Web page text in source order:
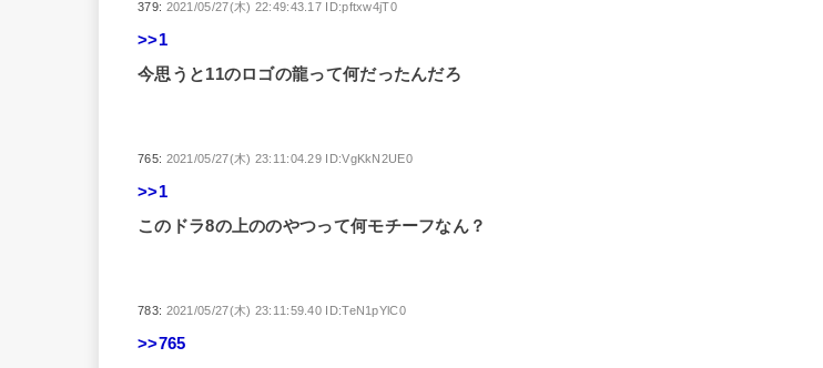
379: 2021/05/27(木) 22:49:43.17 ID:pftxw4jT0
>>1
今思うと11のロゴの龍って何だったんだろ
765: 2021/05/27(木) 23:11:04.29 ID:VgKkN2UE0
>>1
このドラ8の上ののやつって何モチーフなん？
783: 2021/05/27(木) 23:11:59.40 ID:TeN1pYlC0
>>765